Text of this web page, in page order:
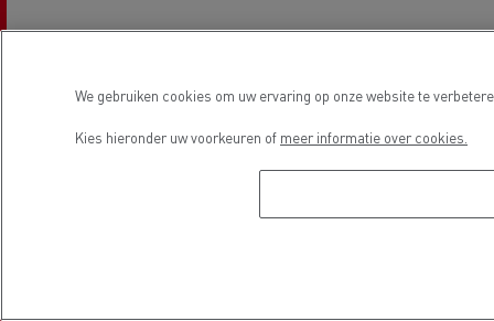
Openingstijden
We gebruiken cookies om uw ervaring op onze website te
Kies hieronder uw voorkeuren of meer informatie over cookies.